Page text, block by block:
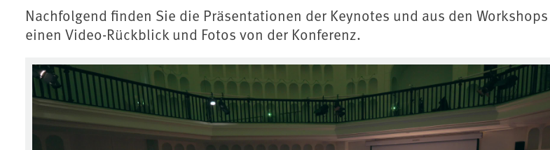
Nachfolgend finden Sie die Präsentationen der Keynotes und aus den
einen Video-Rückblick und Fotos von der Konferenz.